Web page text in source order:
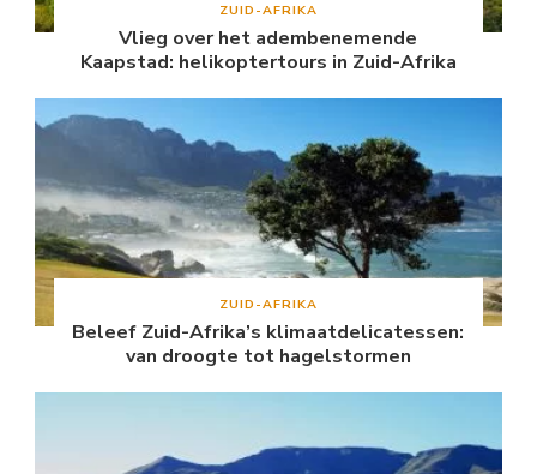
ZUID-AFRIKA
Vlieg over het adembenemende
Kaapstad: helikoptertours in Zuid-Afrika
ZUID-AFRIKA
Beleef Zuid-Afrika’s klimaatdelicatessen:
van droogte tot hagelstormen